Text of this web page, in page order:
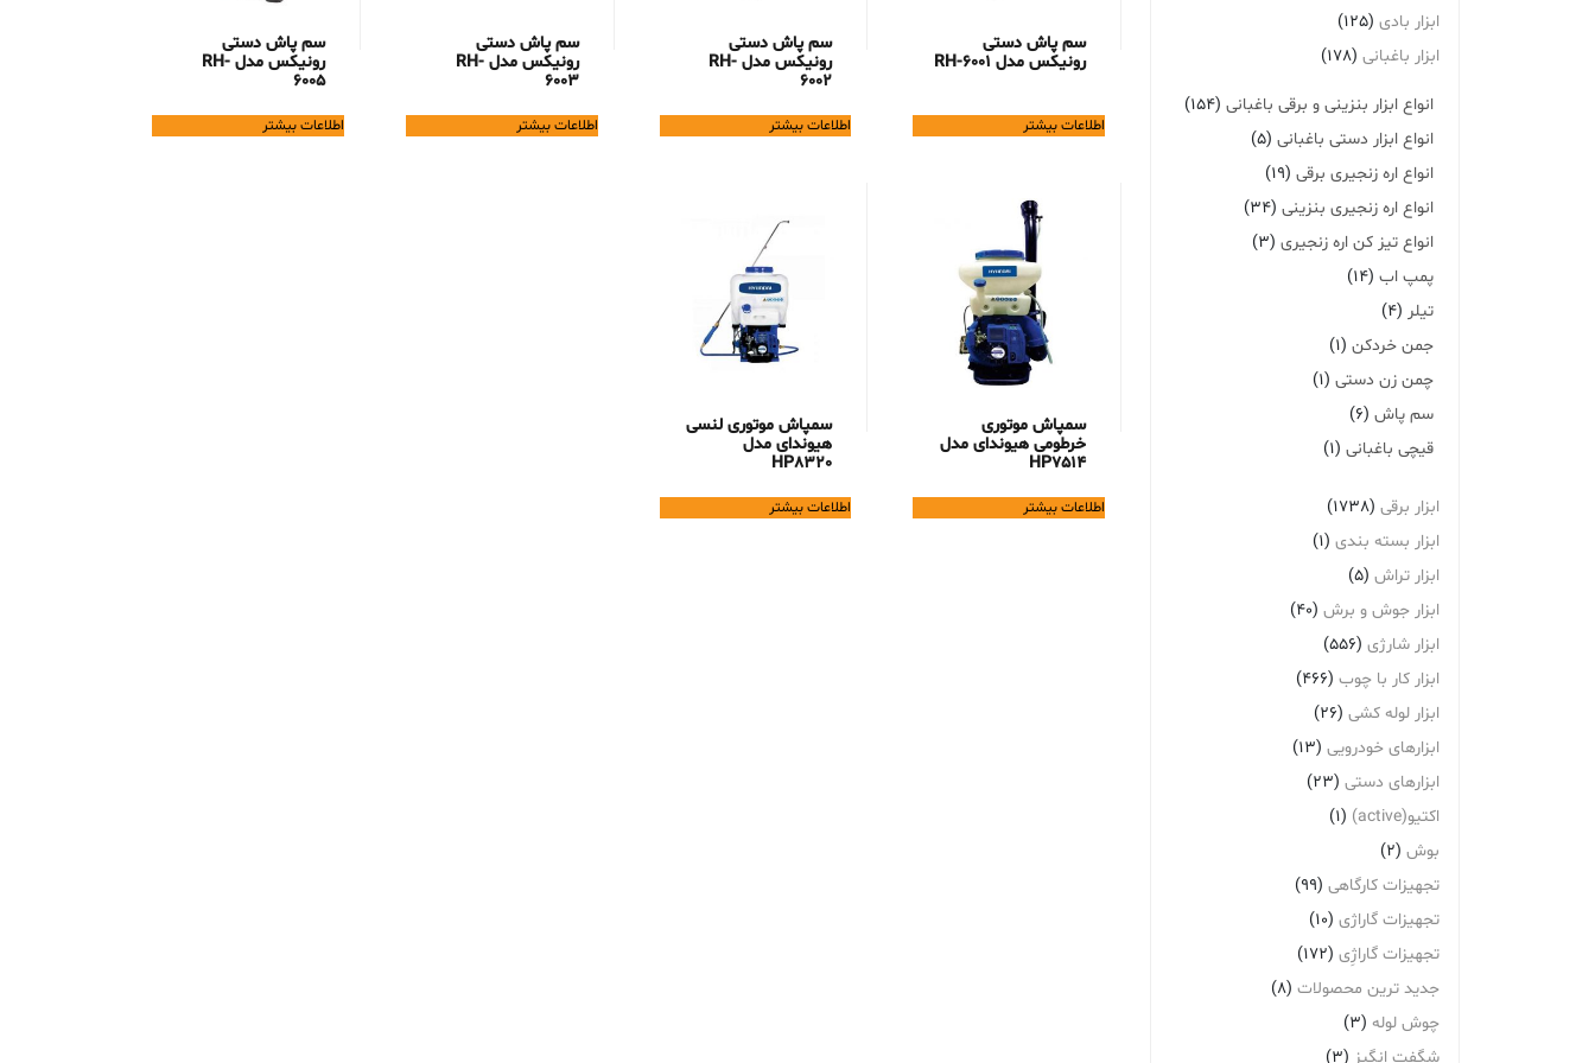
سم پاش دستی
رونیکس مدل RH-6001
اطلاعات بیشتر
سم پاش دستی
رونیکس مدل RH-
6002
اطلاعات بیشتر
سم پاش دستی
رونیکس مدل RH-
6003
اطلاعات بیشتر
سم پاش دستی
رونیکس مدل RH-
6005
اطلاعات بیشتر
سمپاش موتوری
خرطومی هیوندای مدل
HP7514
اطلاعات بیشتر
سمپاش موتوری لنسی
هیوندای مدل
HP8320
اطلاعات بیشتر
ابزار بادی (125)
ابزار باغبانی (178)
انواع ابزار بنزینی و برقی باغبانی (154)
انواع ابزار دستی باغبانی (5)
انواع اره زنجیری برقی (19)
انواع اره زنجیری بنزینی (34)
انواع تیز کن اره زنجیری (3)
پمپ اب (14)
تیلر (4)
جمن خردکن (1)
چمن زن دستی (1)
سم پاش (6)
قیچی باغبانی (1)
ابزار برقی (1738)
ابزار بسته بندی (1)
ابزار تراش (5)
ابزار جوش و برش (40)
ابزار شارژی (556)
ابزار کار با چوب (466)
ابزار لوله کشی (26)
ابزارهای خودرویی (13)
ابزارهای دستی (23)
اکتیو(active)
(1)
بوش (2)
تجهیزات کارگاهی (99)
تجهیزات گاراژی (10)
تجهیزات گاراژِی (172)
جدید ترین محصولات (8)
چوش لوله (3)
شگفت انگیز (3)